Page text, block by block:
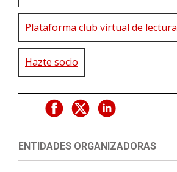
Plataforma club virtual de lectura
Hazte socio
ENTIDADES ORGANIZADORAS